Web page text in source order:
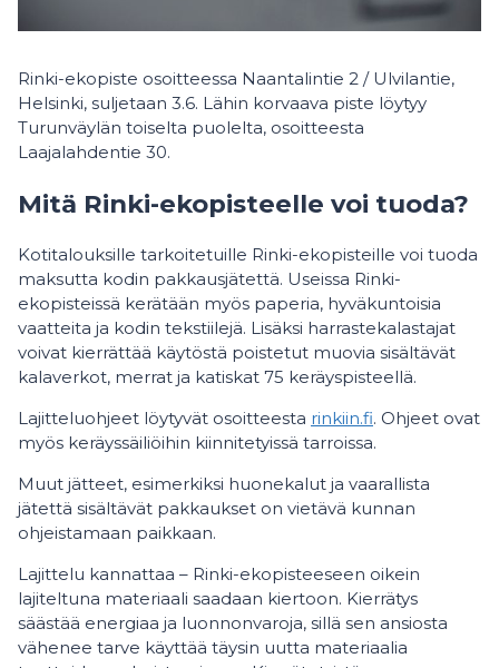
Rinki-ekopiste osoitteessa Naantalintie 2 / Ulvilantie,
Helsinki, suljetaan 3.6. Lähin korvaava piste löytyy
Turunväylän toiselta puolelta, osoitteesta
Laajalahdentie 30.
Mitä Rinki-ekopisteelle voi tuoda?
Kotitalouksille tarkoitetuille Rinki-ekopisteille voi tuoda
maksutta kodin pakkausjätettä. Useissa Rinki-
ekopisteissä kerätään myös paperia, hyväkuntoisia
vaatteita ja kodin tekstiilejä. Lisäksi harrastekalastajat
voivat kierrättää käytöstä poistetut muovia sisältävät
kalaverkot, merrat ja katiskat 75 keräyspisteellä.
Lajitteluohjeet löytyvät osoitteesta rinkiin.fi. Ohjeet ovat
myös keräyssäiliöihin kiinnitetyissä tarroissa.
Muut jätteet, esimerkiksi huonekalut ja vaarallista
jätettä sisältävät pakkaukset on vietävä kunnan
ohjeistamaan paikkaan.
Lajittelu kannattaa – Rinki-ekopisteeseen oikein
lajiteltuna materiaali saadaan kiertoon. Kierrätys
säästää energiaa ja luonnonvaroja, sillä sen ansiosta
vähenee tarve käyttää täysin uutta materiaalia